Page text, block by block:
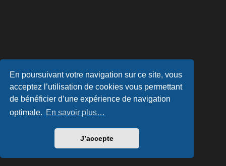
En poursuivant votre navigation sur ce site, vous
acceptez l’utilisation de cookies vous permettant
de bénéficier d’une expérience de navigation
optimale. En savoir plus…
J’accepte